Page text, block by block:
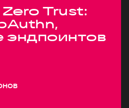
Zero Trust:
эндпоинтов